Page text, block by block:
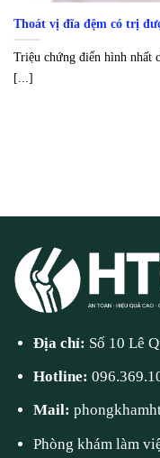
Thoát vị đĩa đệm có trị
Triệu chứng điển hình nhất
[...]
Địa chỉ: Số 10 Lê
Hotline:
Mail:
Phòng khám làm